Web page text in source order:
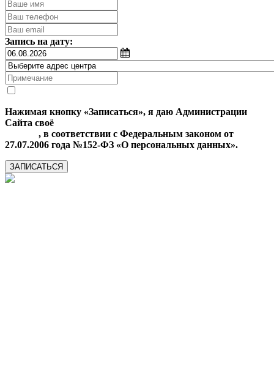
Запись на дату:
Нажимая кнопку «Записаться», я даю Администрации
Сайта своё
, в соответствии с Федеральным законом от
27.07.2006 года №152-ФЗ «О персональных данных».
ЗАПИСАТЬСЯ